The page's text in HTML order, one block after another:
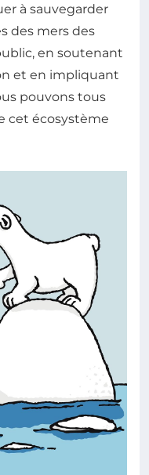
à sauvegarder
des mers des
en soutenant
et en impliquant
pouvons tous
cet écosystème